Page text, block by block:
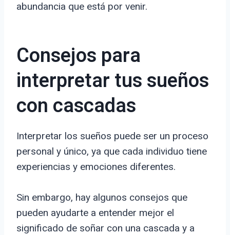
abundancia que está por venir.
Consejos para
interpretar tus sueños
con cascadas
Interpretar los sueños puede ser un proceso
personal y único, ya que cada individuo tiene
experiencias y emociones diferentes.
Sin embargo, hay algunos consejos que
pueden ayudarte a entender mejor el
significado de soñar con una cascada y a